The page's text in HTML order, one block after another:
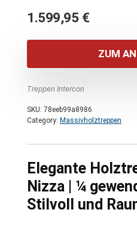
1.599,95 €
ZUM
Treppen Intercon
SKU: 78eeb99a8986
Category: Massivholztreppen
Elegante
Nizza | ¼
Stilvoll und